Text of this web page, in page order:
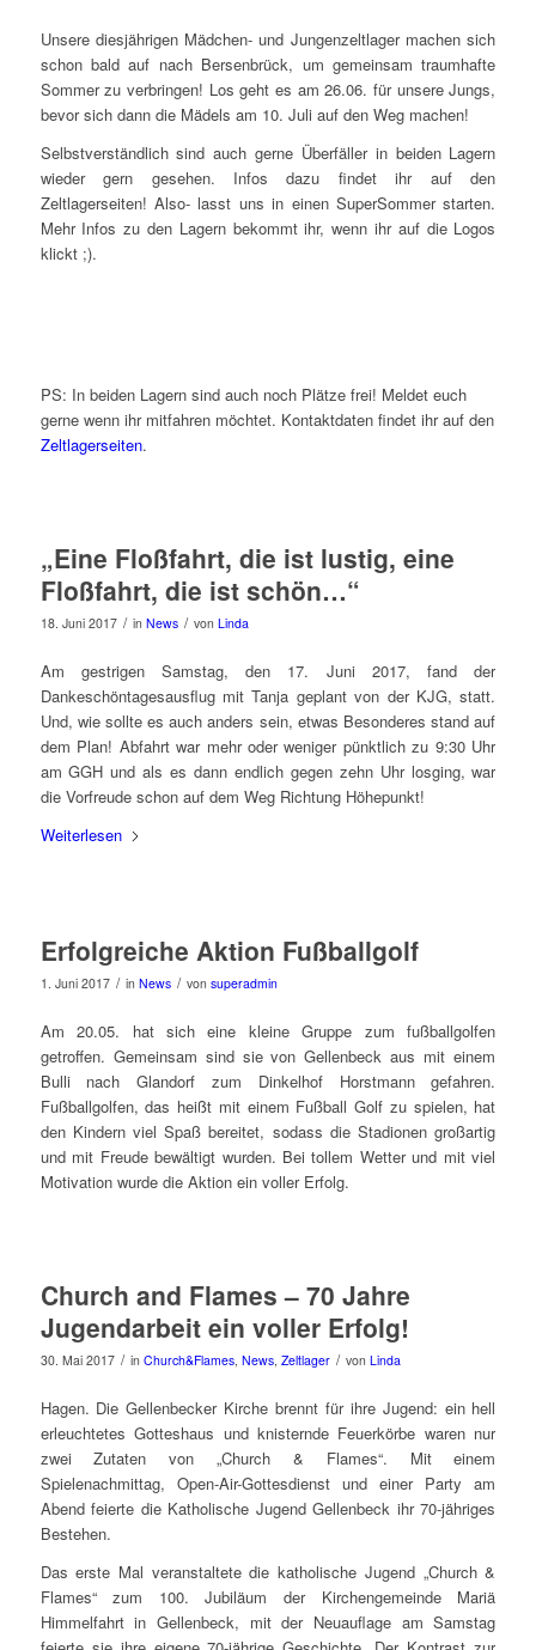
Unsere diesjährigen Mädchen- und Jungenzeltlager machen sich
schon bald auf nach Bersenbrück, um gemeinsam traumhafte
Sommer zu verbringen! Los geht es am 26.06. für unsere Jungs,
bevor sich dann die Mädels am 10. Juli auf den Weg machen!
Selbstverständlich sind auch gerne Überfäller in beiden Lagern
wieder gern gesehen. Infos dazu findet ihr auf den
Zeltlagerseiten! Also- lasst uns in einen SuperSommer starten.
Mehr Infos zu den Lagern bekommt ihr, wenn ihr auf die Logos
klickt ;).
PS: In beiden Lagern sind auch noch Plätze frei! Meldet euch
gerne wenn ihr mitfahren möchtet. Kontaktdaten findet ihr auf den
Zeltlagerseiten.
„Eine Floßfahrt, die ist lustig, eine
Floßfahrt, die ist schön…“
18. Juni 2017 / in News / von Linda
Am gestrigen Samstag, den 17. Juni 2017, fand der
Dankeschöntagesausflug mit Tanja geplant von der KJG, statt.
Und, wie sollte es auch anders sein, etwas Besonderes stand auf
dem Plan! Abfahrt war mehr oder weniger pünktlich zu 9:30 Uhr
am GGH und als es dann endlich gegen zehn Uhr losging, war
die Vorfreude schon auf dem Weg Richtung Höhepunkt!
Weiterlesen
Erfolgreiche Aktion Fußballgolf
1. Juni 2017 / in News / von superadmin
Am 20.05. hat sich eine kleine Gruppe zum fußballgolfen
getroffen. Gemeinsam sind sie von Gellenbeck aus mit einem
Bulli nach Glandorf zum Dinkelhof Horstmann gefahren.
Fußballgolfen, das heißt mit einem Fußball Golf zu spielen, hat
den Kindern viel Spaß bereitet, sodass die Stadionen großartig
und mit Freude bewältigt wurden. Bei tollem Wetter und mit viel
Motivation wurde die Aktion ein voller Erfolg.
Church and Flames – 70 Jahre
Jugendarbeit ein voller Erfolg!
30. Mai 2017 / in Church&Flames, News, Zeltlager / von Linda
Hagen. Die Gellenbecker Kirche brennt für ihre Jugend: ein hell
erleuchtetes Gotteshaus und knisternde Feuerkörbe waren nur
zwei Zutaten von „Church & Flames“. Mit einem
Spielenachmittag, Open-Air-Gottesdienst und einer Party am
Abend feierte die Katholische Jugend Gellenbeck ihr 70-jähriges
Bestehen.
Das erste Mal veranstaltete die katholische Jugend „Church &
Flames“ zum 100. Jubiläum der Kirchengemeinde Mariä
Himmelfahrt in Gellenbeck, mit der Neuauflage am Samstag